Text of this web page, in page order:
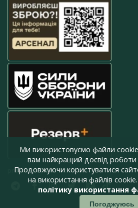
press@armyinform.com.ua
Ми використовуємо файли
вам найкращий досвід роботи
Продовжуючи користуватися
на використання файлів
політику використання
Погоджуюсь